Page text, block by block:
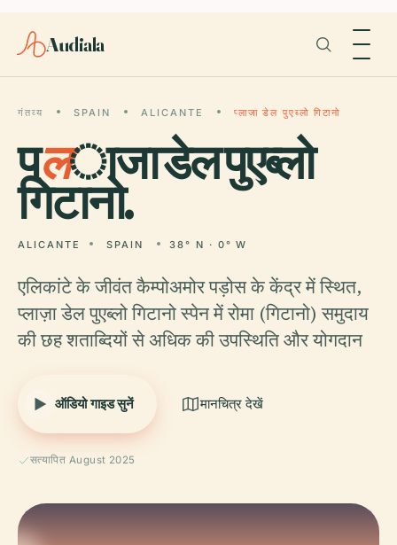
Audiala
गंतव्य SPAIN ALICANTE प्लाजा डेल पुएब्लो गिटानो
प्लाजा डेल पुएब्लो
गिटानो.
ALICANTE SPAIN 38° N · 0° W
एलिकांटे के जीवंत कैम्पोअमोर पड़ोस के केंद्र में स्थित,
प्लाज़ा डेल पुएब्लो गिटानो स्पेन में रोमा (गिटानो) समुदाय
की छह शताब्दियों से अधिक की उपस्थिति और योगदान
ऑडियो गाइड सुनें मानचित्र देखें
सत्यापित August 2025